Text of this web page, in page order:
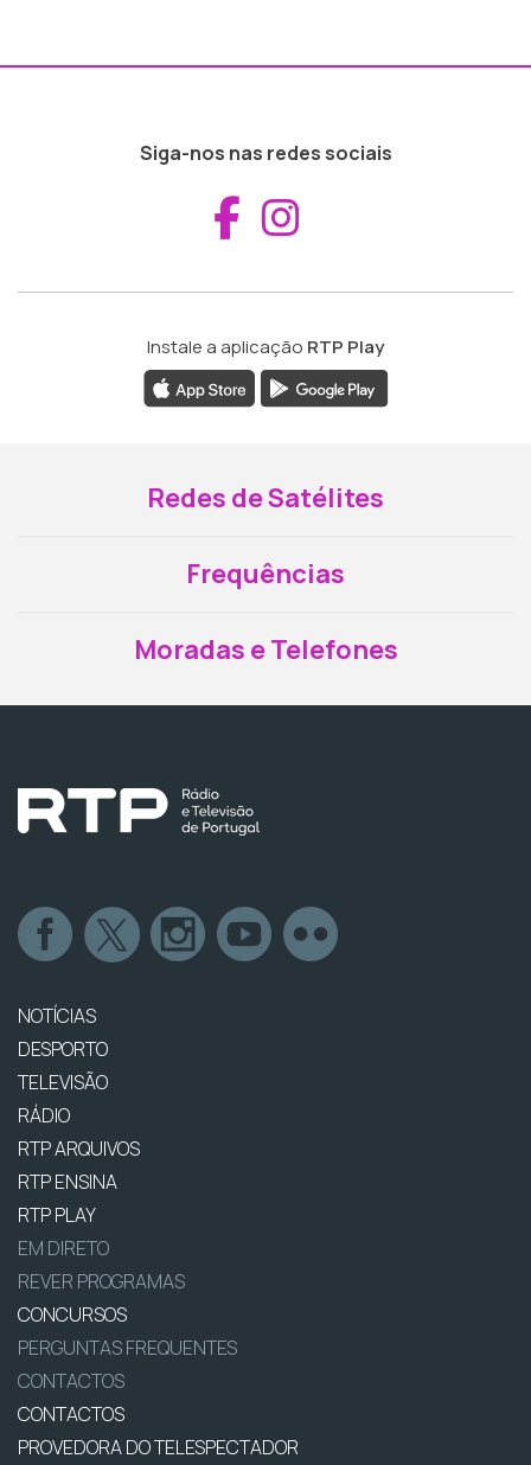
Siga-nos nas redes sociais
Aceder ao
Instale a aplicação RTP Play
Redes de Satélites
Frequências
Moradas e Telefones
NOTÍCIAS
DESPORTO
TELEVISÃO
RÁDIO
RTP ARQUIVOS
RTP ENSINA
RTP PLAY
EM DIRETO
REVER PROGRAMAS
CONCURSOS
PERGUNTAS FREQUENTES
CONTACTOS
CONTACTOS
PROVEDORA DO TELESPECTADOR